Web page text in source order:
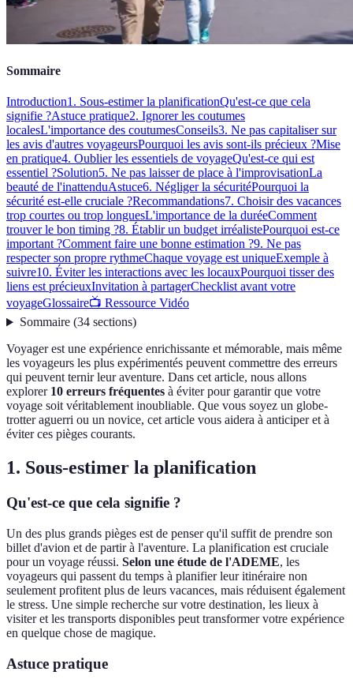
Sommaire
Introduction1. Sous-estimer la planificationQu'est-ce que cela
signifie ?Astuce pratique2. Ignorer les coutumes
localesL'importance des coutumesConseils3. Ne pas capitaliser sur
les avis d'autres voyageursPourquoi les avis sont-ils précieux ?Mise
en pratique4. Oublier les essentiels de voyageQu'est-ce qui est
essentiel ?Solution5. Ne pas laisser de place à l'improvisationLa
beauté de l'inattenduAstuce6. Négliger la sécuritéPourquoi la
sécurité est-elle cruciale ?Recommandations7. Choisir des vacances
trop courtes ou trop longuesL'importance de la duréeComment
trouver le bon timing ?8. Établir un budget irréalistePourquoi est-ce
important ?Comment faire une bonne estimation ?9. Ne pas
respecter son propre rythmeChaque voyage est uniqueExemple à
suivre10. Éviter les interactions avec les locauxPourquoi tisser des
liens est précieuxInvitation à partagerChecklist avant votre
voyageGlossaire📺 Ressource Vidéo
Sommaire(34 sections)
Voyager est une expérience enrichissante et mémorable, mais même
les voyageurs les plus expérimentés peuvent commettre des erreurs
qui peuvent ternir leur aventure. Dans cet article, nous allons
explorer 10 erreurs fréquentes à éviter pour garantir que votre
voyage soit véritablement inoubliable. Que vous soyez un globe-
trotter aguerri ou un novice, cet article vous aidera à anticiper et à
éviter ces pièges courants.
1. Sous-estimer la planification
Qu'est-ce que cela signifie ?
Un des plus grands pièges est de penser qu'il suffit de prendre son
billet d'avion et de partir à l'aventure. La planification est cruciale
pour un voyage réussi. Selon une étude de l'ADEME, les
voyageurs qui passent du temps à planifier leur itinéraire non
seulement profitent plus de leurs vacances, mais réduisent également
le stress. Une simple recherche sur votre destination, les lieux à
visiter et les transports disponibles peut transformer votre expérience
en quelque chose de magique.
Astuce pratique